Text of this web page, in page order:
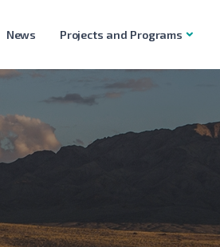
News Projects and Programs